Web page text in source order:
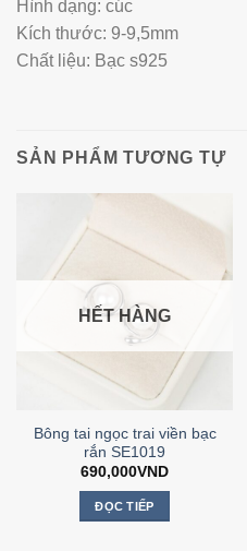
Hình dạng: cúc
Kích thước: 9-9,5mm
Chất liệu: Bạc s925
SẢN PHẨM TƯƠNG TỰ
HẾT HÀNG
Bông tai ngọc trai viền bạc
rắn SE1019
690,000VND
ĐỌC TIẾP